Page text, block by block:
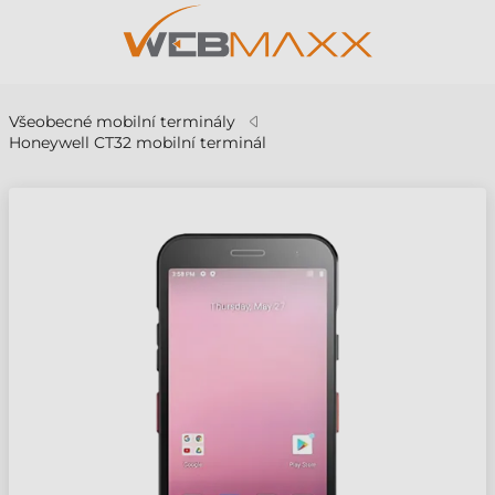
Všeobecné mobilní terminály
Honeywell CT32 mobilní terminál